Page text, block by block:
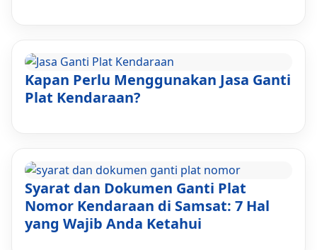
Kapan Perlu Menggunakan Jasa Ganti
Plat Kendaraan?
Syarat dan Dokumen Ganti Plat
Nomor Kendaraan di Samsat: 7 Hal
yang Wajib Anda Ketahui